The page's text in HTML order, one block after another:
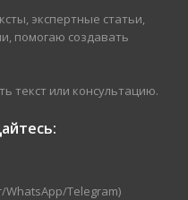
экспертные статьи,
помогаю создавать
текст или консультацию.
WhatsApp/Telegram)